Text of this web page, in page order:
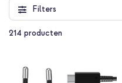
Filters
214 producten